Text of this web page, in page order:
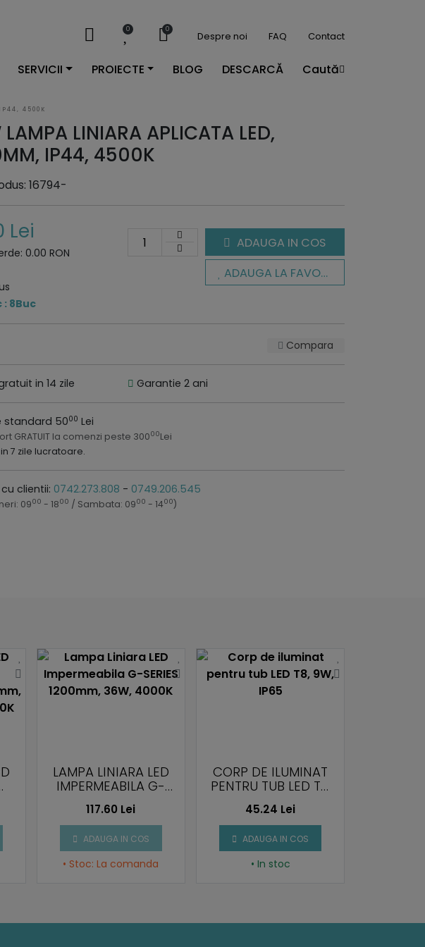
0 0
Despre noi FAQ Contact
SERVICII PROIECTE BLOG DESCARCĂ Caută
4500K
LINIARA APLICATA LED,
IP44, 4500K
16794-
Lei
0.00 RON
: 8Buc
ADAUGA IN COS
ADAUGA LA FAVORITE
Compara
in 14 zile Garantie 2 ani
standard 5000 Lei
GRATUIT la comenzi peste 30000Lei
7 zile lucratoare.
clientii: 0742.273.808 - 0749.206.545
0900 - 1800 / Sambata: 0900 - 1400)
LAMPA LINIARA LED
IMPERMEABILA G-
SERIES 1200MM,
36W, 4000K
117.60 Lei
ADAUGA IN COS
• Stoc: La comanda
CORP DE ILUMINAT
PENTRU TUB LED T8,
9W, IP65
45.24 Lei
ADAUGA IN COS
• In stoc